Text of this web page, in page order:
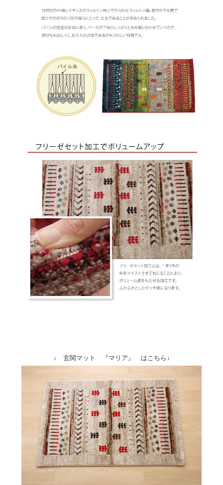
↓ 玄関マット 『マリア』 はこちら↓